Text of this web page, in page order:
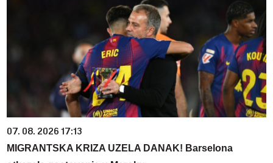
07. 08. 2026 17:13
MIGRANTSKA KRIZA UZELA DANAK! Barselona